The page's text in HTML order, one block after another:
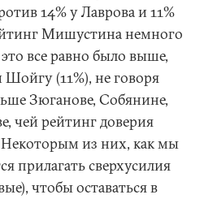
14% у Лаврова и 11%
Мишустина немного
все равно было выше,
Шойгу (11%), не говоря
Зюганове, Собянине,
чей рейтинг доверия
Некоторым из них, как мы
прилагать сверхусилия
чтобы оставаться в